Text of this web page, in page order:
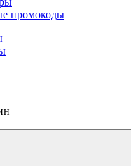
промокоды